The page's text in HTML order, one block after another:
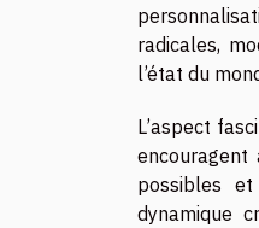
radicales,
l’état du
L’aspect
possibles et
dynamique